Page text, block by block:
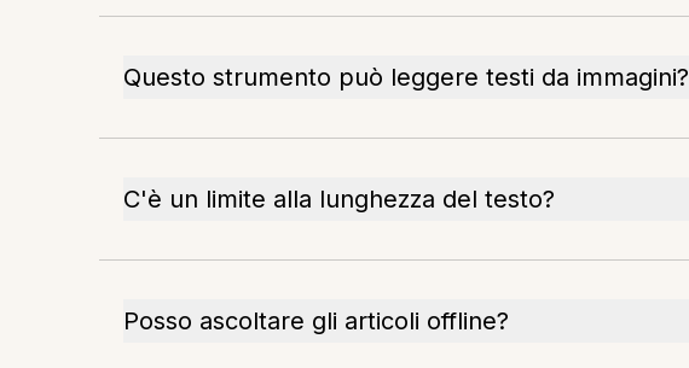
Questo strumento può leggere testi da immagini?
C'è un limite alla lunghezza del testo?
Posso ascoltare gli articoli offline?